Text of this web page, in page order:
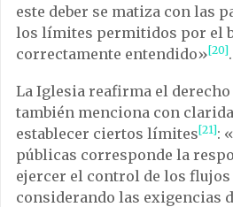
este deber se matiza con las
los límites permitidos por el
correctamente entendido»[20].
La Iglesia reafirma el
también menciona con
establecer ciertos límites[21]:
públicas corresponde la
ejercer el control de los
considerando las exigencias